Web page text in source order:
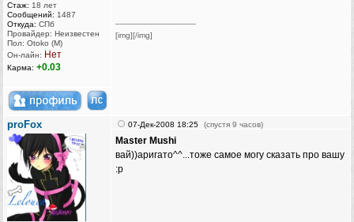
Стаж: 18 лет
Сообщений: 1487
Откуда: СПб
Провайдер: Неизвестен
Пол: Otoko (M)
Он-лайн: Нет
Карма: +0.03
[img][/img]
proFox 07-Дек-2008 18:25 (спустя 9 часов)
Master Mushi
вай))аригато^^...тоже самое могу сказать про вашу
:p